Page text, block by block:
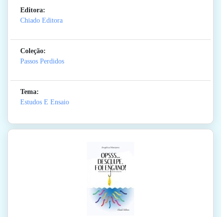
Editora:
Chiado Editora
Coleção:
Passos Perdidos
Tema:
Estudos E Ensaio